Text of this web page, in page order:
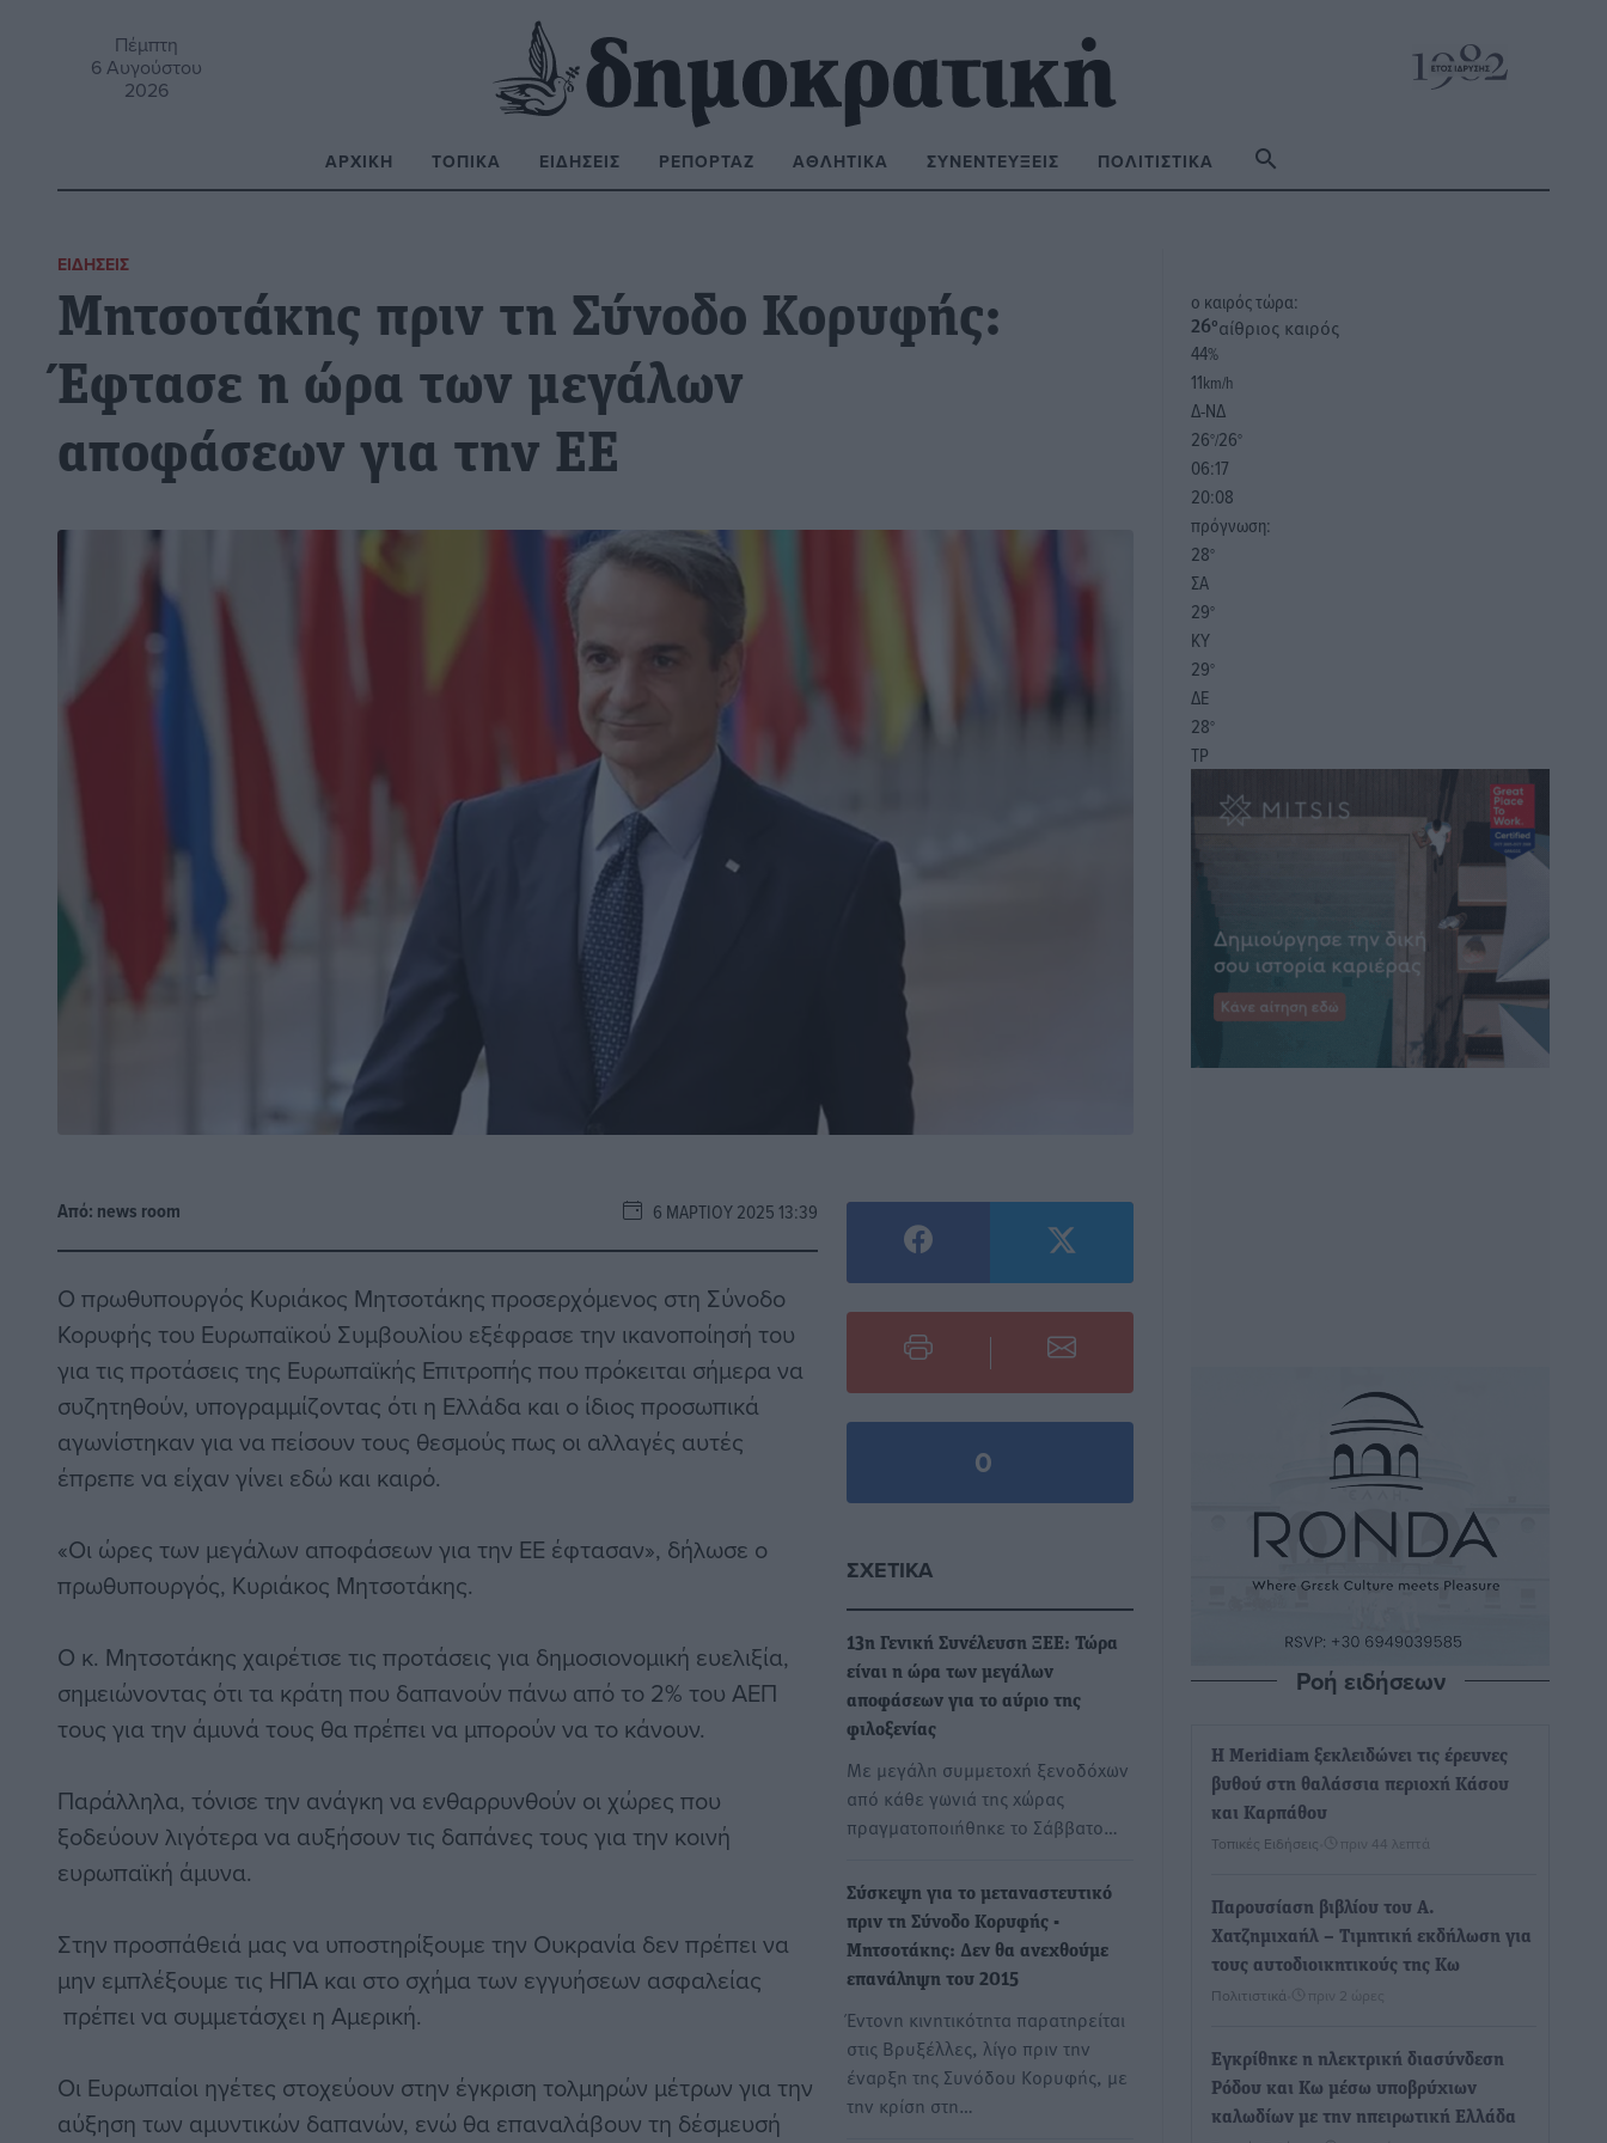
Πέμπτη
6 Αυγούστου
2026
ΑΡΧΙΚΉ ΤΟΠΙΚΆ ΕΙΔΉΣΕΙΣ ΡΕΠΟΡΤΆΖ ΑΘΛΗΤΙΚΆ ΣΥΝΕΝΤΕΎΞΕΙΣ ΠΟΛΙΤΙΣΤΙΚΆ
ΕΙΔΉΣΕΙΣ
Μητσοτάκης πριν τη Σύνοδο Κορυφής:
Έφτασε η ώρα των μεγάλων
αποφάσεων για την ΕΕ
Από: news room 6 ΜΑΡΤΊΟΥ 2025 13:39
Ο πρωθυπουργός Κυριάκος Μητσοτάκης προσερχόμενος στη Σύνοδο
Κορυφής του Ευρωπαϊκού Συμβουλίου εξέφρασε την ικανοποίησή του
για τις προτάσεις της Ευρωπαϊκής Επιτροπής που πρόκειται σήμερα να
συζητηθούν, υπογραμμίζοντας ότι η Ελλάδα και ο ίδιος προσωπικά
αγωνίστηκαν για να πείσουν τους θεσμούς πως οι αλλαγές αυτές
έπρεπε να είχαν γίνει εδώ και καιρό.
«Οι ώρες των μεγάλων αποφάσεων για την ΕΕ έφτασαν», δήλωσε ο
πρωθυπουργός, Κυριάκος Μητσοτάκης.
Ο κ. Μητσοτάκης χαιρέτισε τις προτάσεις για δημοσιονομική ευελιξία,
σημειώνοντας ότι τα κράτη που δαπανούν πάνω από το 2% του ΑΕΠ
τους για την άμυνά τους θα πρέπει να μπορούν να το κάνουν.
Παράλληλα, τόνισε την ανάγκη να ενθαρρυνθούν οι χώρες που
ξοδεύουν λιγότερα να αυξήσουν τις δαπάνες τους για την κοινή
ευρωπαϊκή άμυνα.
Στην προσπάθειά μας να υποστηρίξουμε την Ουκρανία δεν πρέπει να
μην εμπλέξουμε τις ΗΠΑ και στο σχήμα των εγγυήσεων ασφαλείας
πρέπει να συμμετάσχει η Αμερική.
Οι Ευρωπαίοι ηγέτες στοχεύουν στην έγκριση τολμηρών μέτρων για την
αύξηση των αμυντικών δαπανών, ενώ θα επαναλάβουν τη δέσμευσή
0
ΣΧΕΤΙΚΆ
13η Γενική Συνέλευση ΞΕΕ: Τώρα
είναι η ώρα των μεγάλων
αποφάσεων για το αύριο της
φιλοξενίας
Με μεγάλη συμμετοχή ξενοδόχων
από κάθε γωνιά της χώρας
πραγματοποιήθηκε το Σάββατο…
Σύσκεψη για το μεταναστευτικό
πριν τη Σύνοδο Κορυφής -
Μητσοτάκης: Δεν θα ανεχθούμε
επανάληψη του 2015
Έντονη κινητικότητα παρατηρείται
στις Βρυξέλλες, λίγο πριν την
έναρξη της Συνόδου Κορυφής, με
την κρίση στη…
o καιρός τώρα:
26°αίθριος καιρός
44%
11km/h
Δ-ΝΔ
26°/26°
06:17
20:08
πρόγνωση:
28°
ΣΑ
29°
ΚΥ
29°
ΔΕ
28°
ΤΡ
Ροή ειδήσεων
Η Meridiam ξεκλειδώνει τις έρευνες
βυθού στη θαλάσσια περιοχή Κάσου
και Καρπάθου
Τοπικές Ειδήσεις πριν 44 λεπτά
Παρουσίαση βιβλίου του Α.
Χατζημιχαήλ – Τιμητική εκδήλωση για
τους αυτοδιοικητικούς της Κω
Πολιτιστικά πριν 2 ώρες
Εγκρίθηκε η ηλεκτρική διασύνδεση
Ρόδου και Κω μέσω υποβρύχιων
καλωδίων με την ηπειρωτική Ελλάδα